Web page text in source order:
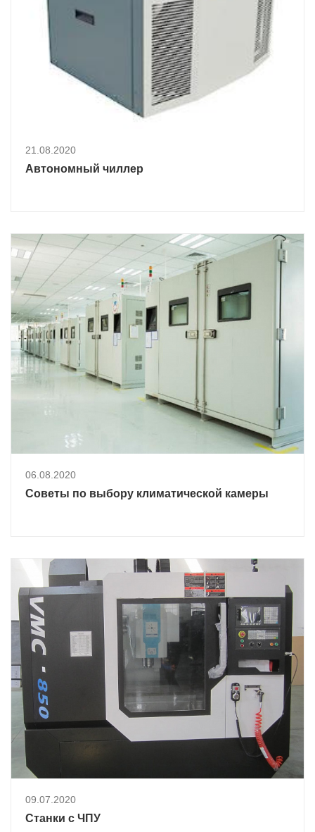
21.08.2020
Автономный чиллер
06.08.2020
Советы по выбору климатической камеры
09.07.2020
Станки с ЧПУ